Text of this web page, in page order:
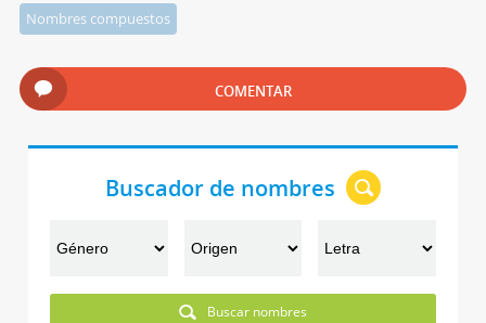
Nombres compuestos
COMENTAR
Buscador de nombres
Buscar nombres